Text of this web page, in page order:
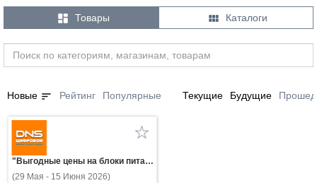
 Товары  Каталоги
Новые sort Рейтинг Популярные Текущие Будущие
"Выгодные цены на блоки питания MSI!"
(29 Мая - 15 Июня 2026)